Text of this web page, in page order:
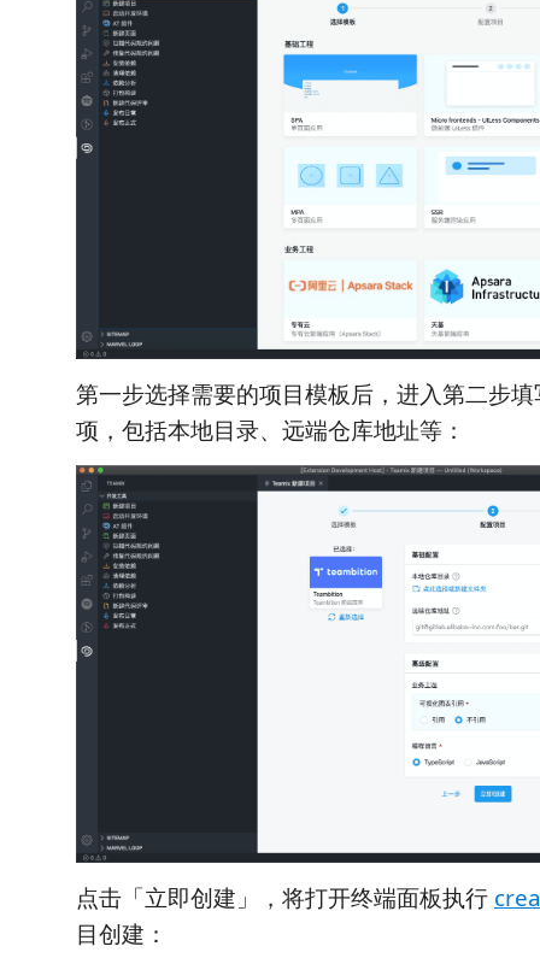
第一步选择需要的项目模板后，进入第二步
项，包括本地目录、远端仓库地址等：
点击「立即创建」，将打开终端面板执行
目创建：